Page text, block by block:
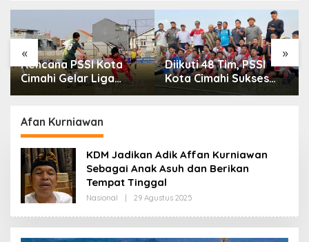
« »
Diikuti 48 Tim, PSSI
Kota Cimahi Sukses
Gelar Piala Soeratin
Tak Ditanggung BPJS,
Dedi Mulyadi Jamin
Biaya RS Korban
Afan Kurniawan
KDM Jadikan Adik Affan Kurniawan
Sebagai Anak Asuh dan Berikan
Tempat Tinggal
Nasional 29 Agustus 2025
E
H
R